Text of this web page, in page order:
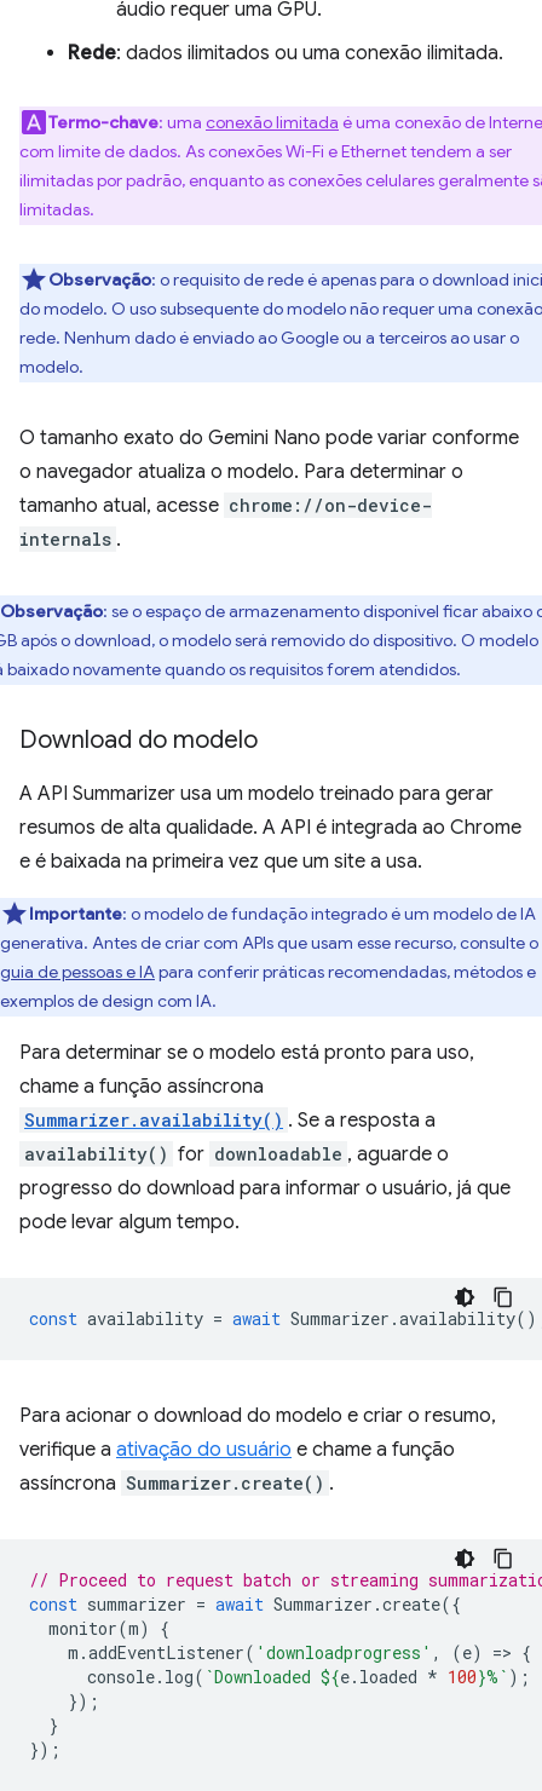
áudio requer uma GPU.
Rede: dados ilimitados ou uma conexão ilimitada.
Termo-chave: uma conexão limitada é uma conexão de
com limite de dados. As conexões Wi-Fi e Ethernet tendem a ser
ilimitadas por padrão, enquanto as conexões celulares geralmente
limitadas.
Observação: o requisito de rede é apenas para o download
do modelo. O uso subsequente do modelo não requer uma
rede. Nenhum dado é enviado ao Google ou a terceiros ao usar o
modelo.
O tamanho exato do Gemini Nano pode variar conforme
o navegador atualiza o modelo. Para determinar o
tamanho atual, acesse chrome://on-device-
internals .
Observação: se o espaço de armazenamento disponível ficar abaixo
após o download, o modelo será removido do dispositivo. O modelo
baixado novamente quando os requisitos forem atendidos.
Download do modelo
A API Summarizer usa um modelo treinado para gerar
resumos de alta qualidade. A API é integrada ao Chrome
e é baixada na primeira vez que um site a usa.
Importante: o modelo de fundação integrado é um modelo de IA
generativa. Antes de criar com APIs que usam esse recurso, consulte o
guia de pessoas e IApara conferir práticas recomendadas, métodos e
exemplos de design com IA.
Para determinar se o modelo está pronto para uso,
chame a função assíncrona
Summarizer.availability() . Se a resposta a
availability() for downloadable , aguarde o
progresso do download para informar o usuário, já que
pode levar algum tempo.
const availability = await Summarizer .availability
Para acionar o download do modelo e criar o resumo,
verifique a ativação do usuário e chame a função
assíncrona Summarizer.create() .
// Proceed to request batch or streaming
const summarizer = await Summarizer .create({
monitor(m)
{
m .addEventListener( 'downloadprogress' , (e) => {
console. log( `Downloaded ${e. loaded * 100}%` );
});
}
});